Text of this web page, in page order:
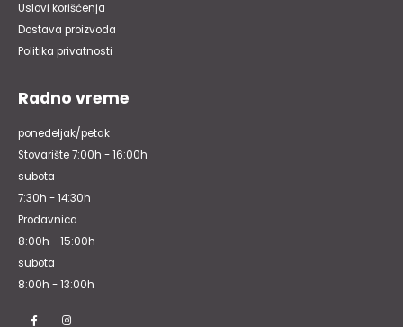
Uslovi korišćenja
Dostava proizvoda
Politika privatnosti
Radno vreme
ponedeljak/petak
Stovarište 7:00h - 16:00h
subota
7:30h - 14:30h
Prodavnica
8:00h - 15:00h
subota
8:00h - 13:00h